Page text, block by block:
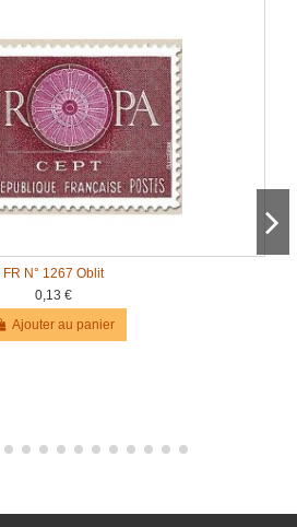
FR N° 1267 Oblit
0,13 €
Ajouter au panier